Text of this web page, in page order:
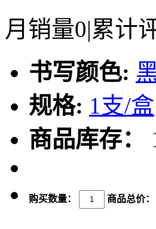
月销量0|累计
书写颜色:
规格: 1支/盒
商品库存：
购买数量： 商品总价：